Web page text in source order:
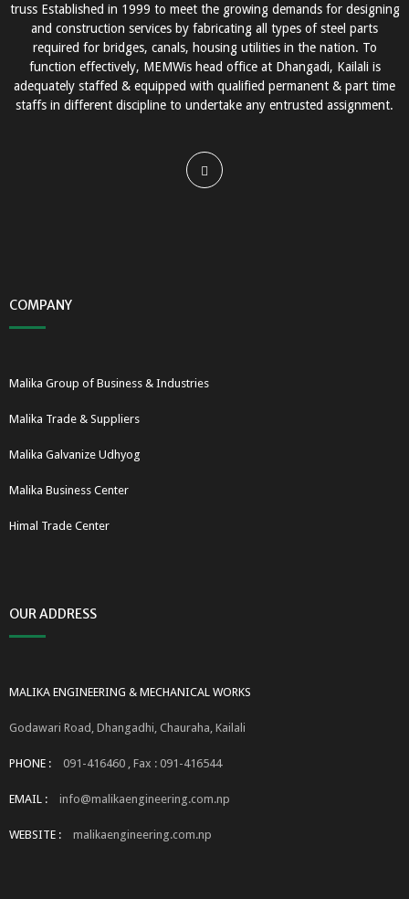
truss Established in 1999 to meet the growing demands for designing
and construction services by fabricating all types of steel parts
required for bridges, canals, housing utilities in the nation. To
function effectively, MEMWis head office at Dhangadi, Kailali is
adequately staffed & equipped with qualified permanent & part time
staffs in different discipline to undertake any entrusted assignment.
COMPANY
Malika Group of Business & Industries
Malika Trade & Suppliers
Malika Galvanize Udhyog
Malika Business Center
Himal Trade Center
OUR ADDRESS
MALIKA ENGINEERING & MECHANICAL WORKS
Godawari Road, Dhangadhi, Chauraha, Kailali
PHONE : 091-416460 , Fax : 091-416544
EMAIL : info@malikaengineering.com.np
WEBSITE : malikaengineering.com.np